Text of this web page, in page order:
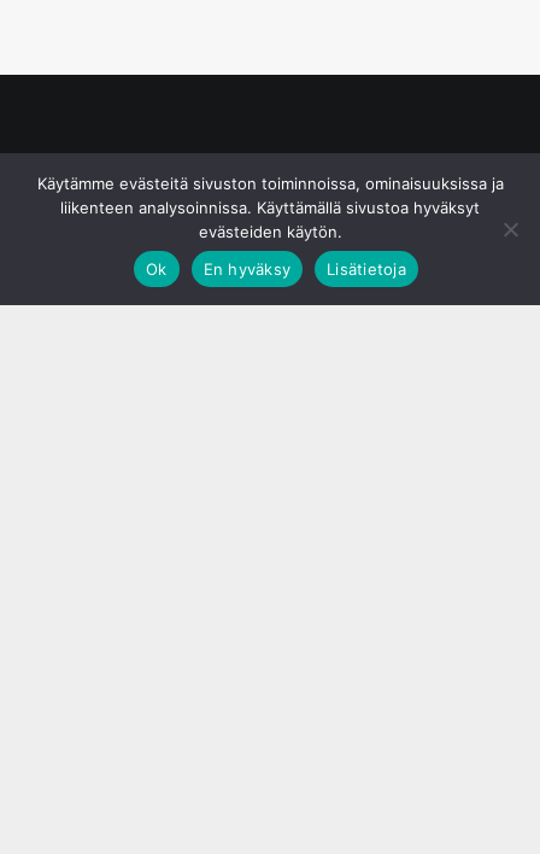
Käytämme evästeitä sivuston toiminnoissa, ominaisuuksissa ja
liikenteen analysoinnissa. Käyttämällä sivustoa hyväksyt
evästeiden käytön.
Ok
En hyväksy Lisätietoja